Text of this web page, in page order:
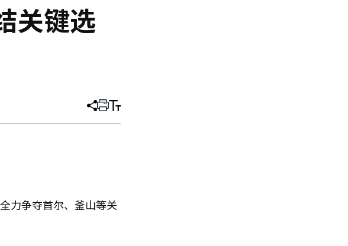
关键选
分
文
打 调
大
力争夺首尔、釜山等关